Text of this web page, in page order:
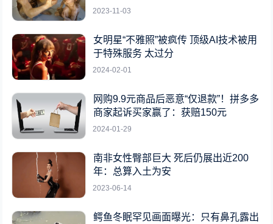
2023-11-03
女明星“不雅照”被疯传 顶级AI技术被用
于特殊服务 太过分
2024-02-01
网购9.9元商品后恶意“仅退款”！拼多多
商家起诉买家赢了：获赔150元
2024-01-29
南非女性臀部巨大 死后仍展出近200
年：总算入土为安
2023-06-14
鳄鱼冬眠罕见画面曝光：只有鼻孔露出